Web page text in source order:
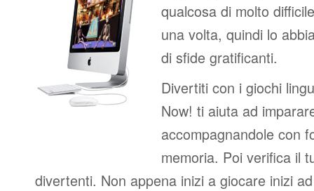
qualcosa di molto
una volta, quindi lo
di sfide gratificanti.
Divertiti con i giochi
Now! ti aiuta ad
accompagnandole con
memoria. Poi verifica il
divertenti. Non appena inizi a giocare inizi